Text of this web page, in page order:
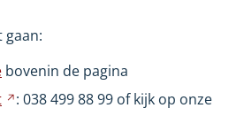
gaan:
bovenin de pagina
Verwijst
: 0384998899 of kijk op onze